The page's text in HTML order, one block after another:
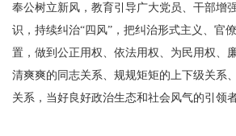
奉公树立新风，教育引导广大党员、干部增
识，持续纠治“四风”，把纠治形式主义、官
置，做到公正用权、依法用权、为民用权、
清爽爽的同志关系、规规矩矩的上下级关系
关系，当好良好政治生态和社会风气的引领